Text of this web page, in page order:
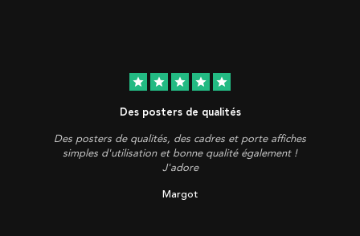
star star star star star
Des posters de qualités
Des posters de qualités, des cadres et porte affiches
simples d'utilisation et bonne qualité également !
J'adore
Margot